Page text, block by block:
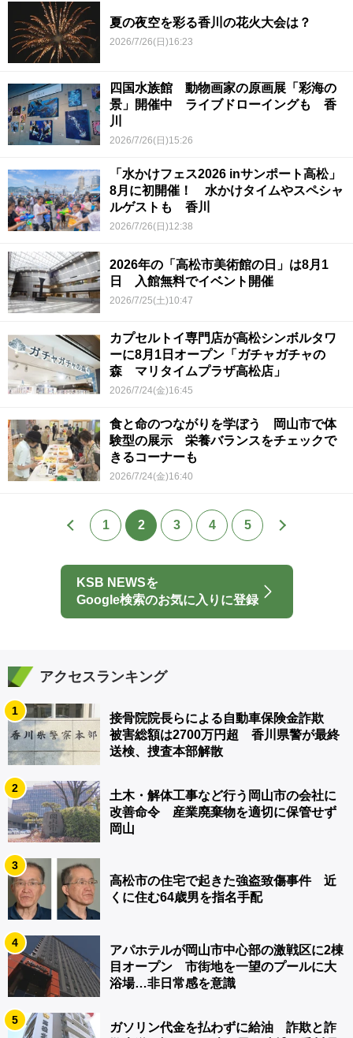
夏の夜空を彩る香川の花火大会は？
2026/7/26(日)16:23
四国水族館 動物画家の原画展「彩海の
景」開催中 ライブドローイングも 香
川
2026/7/26(日)15:26
「水かけフェス2026 inサンポート高松」
8月に初開催！ 水かけタイムやスペシャ
ルゲストも 香川
2026/7/26(日)12:38
2026年の「高松市美術館の日」は8月1
日 入館無料でイベント開催
2026/7/25(土)10:47
カプセルトイ専門店が高松シンボルタワ
ーに8月1日オープン「ガチャガチャの
森 マリタイムプラザ高松店」
2026/7/24(金)16:45
食と命のつながりを学ぼう 岡山市で体
験型の展示 栄養バランスをチェックで
きるコーナーも
2026/7/24(金)16:40
1 2 3 4 5
KSB NEWSを
Google検索のお気に入りに登録
アクセスランキング
1
接骨院院長らによる自動車保険金詐欺
被害総額は2700万円超 香川県警が最終
送検、捜査本部解散
2
土木・解体工事など行う岡山市の会社に
改善命令 産業廃棄物を適切に保管せず
岡山
3
高松市の住宅で起きた強盗致傷事件 近
くに住む64歳男を指名手配
4
アパホテルが岡山市中心部の激戦区に2棟
目オープン 市街地を一望のプールに大
浴場…非日常感を意識
5
ガソリン代金を払わずに給油 詐欺と詐